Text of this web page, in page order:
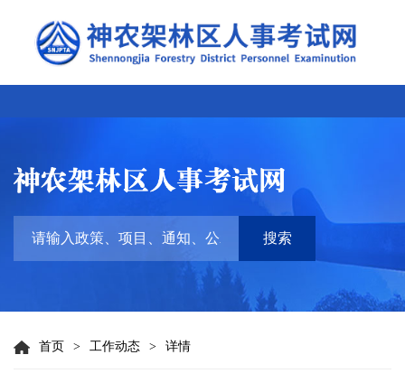
搜索
首页 > 工作动态 > 详情